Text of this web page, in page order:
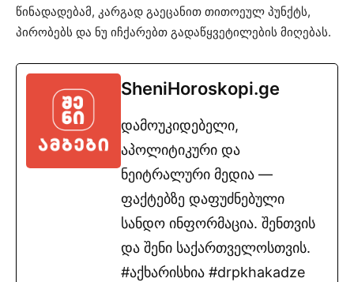
წინადადებამ, კარგად გაეცანით თითოეულ პუნქტს,
პირობებს და ნუ იჩქარებთ გადაწყვეტილების მიღებას.
SheniHoroskopi.ge
დამოუკიდებელი,
აპოლიტიკური და
ნეიტრალური მედია —
ფაქტებზე დაფუძნებული
სანდო ინფორმაცია. შენთვის
და შენი საქართველოსთვის.
#აქხარისხია #drpkhakadze